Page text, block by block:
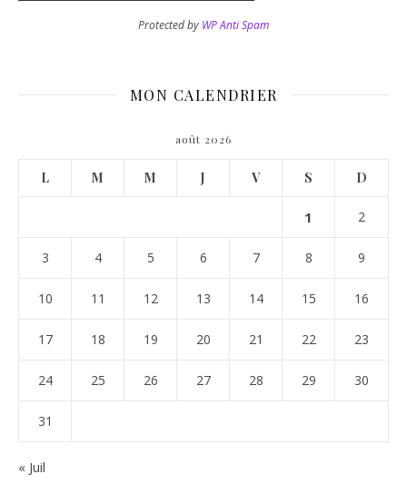
Protected by WP Anti Spam
MON CALENDRIER
août 2026
L M M J V S D
1 2
3 4 5 6 7 8 9
10 11 12 13 14 15 16
17 18 19 20 21 22 23
24 25 26 27 28 29 30
31
« Juil